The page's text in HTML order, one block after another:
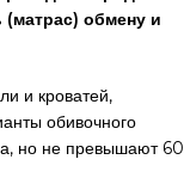
(матрас) обмену и
и кроватей,
обивочного
но не превышают 60